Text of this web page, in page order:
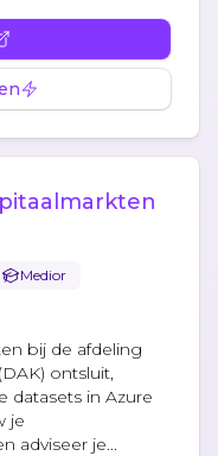
Medior
bij de afdeling
ontsluit,
datasets in Azure
je
adviseer je...